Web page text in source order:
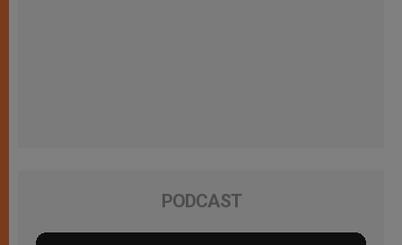
PODCAST